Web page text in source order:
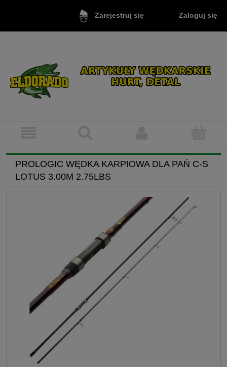
Zarejestruj się Zaloguj się
PROLOGIC WĘDKA KARPIOWA DLA PAŃ C-S
LOTUS 3.00M 2.75LBS